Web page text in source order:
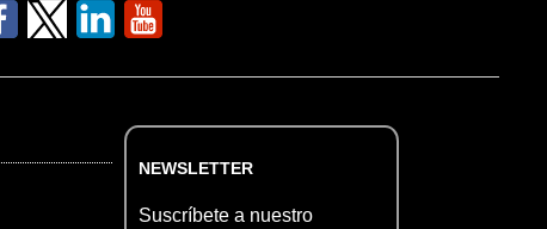
NEWSLETTER
Suscríbete a nuestro